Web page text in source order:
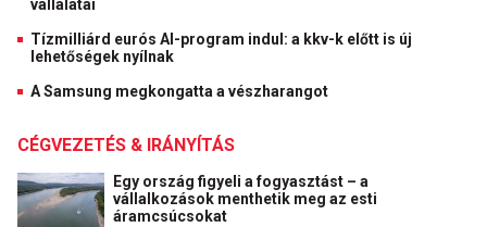
vállalatai
Tízmilliárd eurós AI-program indul: a kkv-k előtt is új
lehetőségek nyílnak
A Samsung megkongatta a vészharangot
CÉGVEZETÉS & IRÁNYÍTÁS
Egy ország figyeli a fogyasztást – a
vállalkozások menthetik meg az esti
áramcsúcsokat